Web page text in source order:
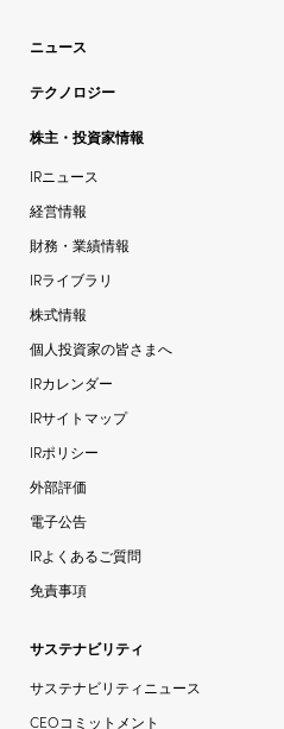
ニュース
テクノロジー
株主・投資家情報
IRニュース
経営情報
財務・業績情報
IRライブラリ
株式情報
個人投資家の皆さまへ
IRカレンダー
IRサイトマップ
IRポリシー
外部評価
電子公告
IRよくあるご質問
免責事項
サステナビリティ
サステナビリティニュース
CEOコミットメント